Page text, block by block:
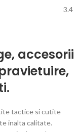
3.4
, accesorii
,
tactice si cutite
inalta calitate.